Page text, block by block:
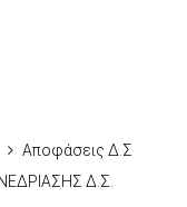
Αποφάσεις Δ.Σ
Δ.Σ.